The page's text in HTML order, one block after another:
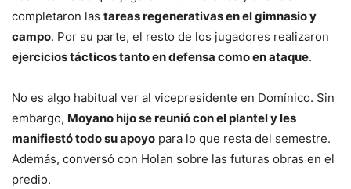
completaron las tareas regenerativas en el gimnasio y
campo. Por su parte, el resto de los jugadores realizaron
ejercicios tácticos tanto en defensa como en ataque.
No es algo habitual ver al vicepresidente en Domínico. Sin
embargo, Moyano hijo se reunió con el plantel y les
manifiestó todo su apoyo para lo que resta del semestre.
Además, conversó con Holan sobre las futuras obras en el
predio.